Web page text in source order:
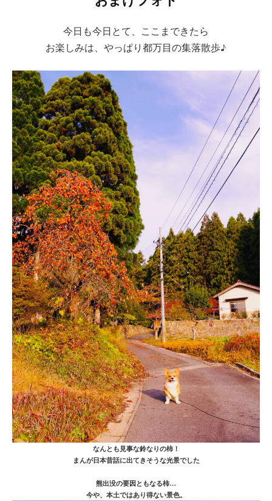
今日も今日とて、ここまできたら
お楽しみは、やっぱり都万目の集落散歩♪
なんとも見事な鈴なりの柿！
まんが日本昔話に出てきそうな光景でした
熊出没の要因ともなる柿…
今や、本土ではあり得ない景色。